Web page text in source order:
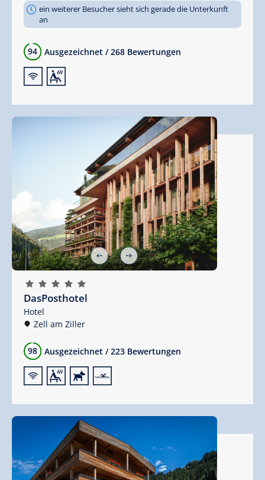
ein weiterer Besucher sieht sich gerade die Unterkunft
an
94 Ausgezeichnet / 268 Bewertungen
🜉🗔
🞙 🞙 🞙 🞙 🞙
DasPosthotel
Hotel
Zell am Ziller
98 Ausgezeichnet / 223 Bewertungen
🜉🗔🔮🅐